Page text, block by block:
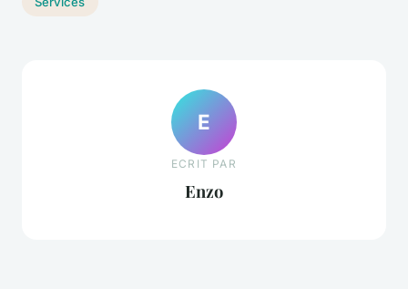
E
ECRIT PAR
Enzo